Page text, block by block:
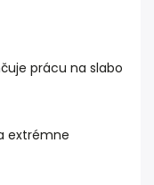
prácu na slabo
extrémne